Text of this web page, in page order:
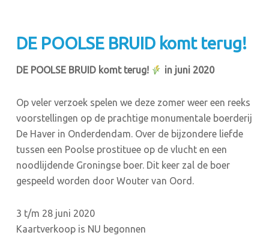
DE POOLSE BRUID komt terug!
DE POOLSE BRUID komt terug! in juni 2020
Op veler verzoek spelen we deze zomer weer een reeks
voorstellingen op de prachtige monumentale boerderij
De Haver in Onderdendam. Over de bijzondere liefde
tussen een Poolse prostituee op de vlucht en een
noodlijdende Groningse boer. Dit keer zal de boer
gespeeld worden door Wouter van Oord.
3 t/m 28 juni 2020
Kaartverkoop is NU begonnen